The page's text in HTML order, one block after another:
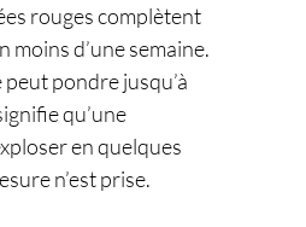
rouges complètent
moins d’une semaine.
pondre jusqu’à
qu’une
en quelques
n’est prise.